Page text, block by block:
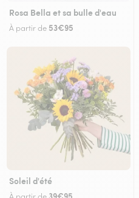
Rosa Bella et sa bulle d'eau
À partir de 53€95
Soleil d'été